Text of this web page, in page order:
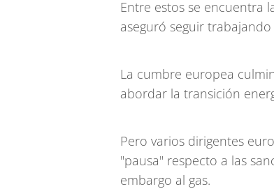
Entre estos se encuentra
aseguró seguir
La cumbre europea
abordar la transición
Pero varios dirigentes
"pausa" respecto a las
embargo al gas.